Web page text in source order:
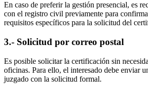
En caso de preferir la gestión presencial, es
con el registro civil previamente para
requisitos específicos para la solicitud del
3.- Solicitud por correo postal
Es posible solicitar la certificación sin
oficinas. Para ello, el interesado debe enviar
juzgado con la solicitud formal.